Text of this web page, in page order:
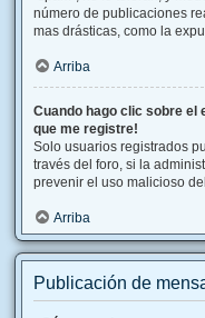
número de publicaciones
mas drásticas, como la
Arriba
Cuando hago clic sobre el
que me registre!
Solo usuarios registrados
través del foro, si la
prevenir el uso malicioso
Arriba
Publicación de